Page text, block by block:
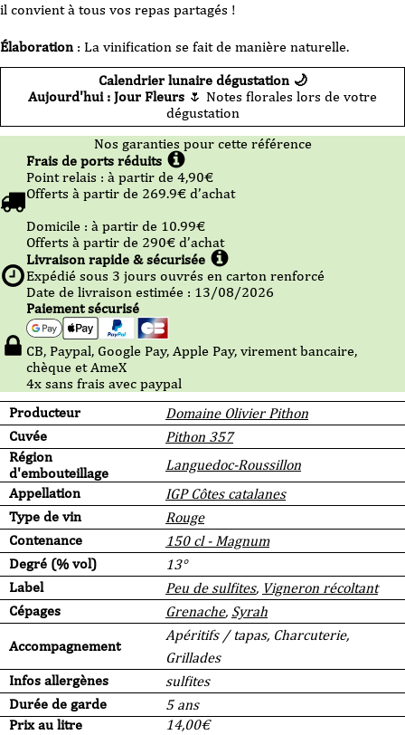
il convient à tous vos repas partagés !
Élaboration : La vinification se fait de manière naturelle.
Calendrier lunaire dégustation 🌙
Aujourd'hui : Jour Fleurs 🌷 Notes florales lors de votre
dégustation
Producteur
Domaine Olivier Pithon
Cuvée
Pithon 357
Région
d'embouteillage
Languedoc-Roussillon
Appellation
IGP Côtes catalanes
Type de vin
Rouge
Contenance
150 cl - Magnum
Degré (% vol)
13°
Label
Peu de sulfites, Vigneron récoltant
Cépages
Grenache, Syrah
Accompagnement
Apéritifs / tapas, Charcuterie,
Grillades
Infos allergènes
sulfites
Durée de garde
5 ans
Prix au litre
14,00€
Nos garanties pour cette référence
Frais de ports réduits
Point relais : à partir de 4,90€
Offerts à partir de 269.9€ d’achat
Domicile : à partir de 10.99€
Offerts à partir de 290€ d’achat
Livraison rapide & sécurisée
Expédié sous 3 jours ouvrés en carton renforcé
Date de livraison estimée : 13/08/2026
Paiement sécurisé
CB, Paypal, Google Pay, Apple Pay, virement bancaire,
chèque et AmeX
4x sans frais avec paypal